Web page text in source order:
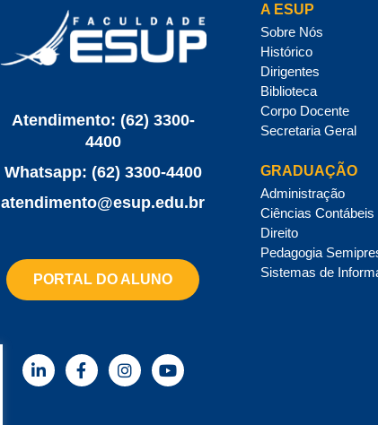
Atendimento: (62) 3300-
4400
Whatsapp: (62) 3300-4400
‌atendimento@esup.edu.br
PORTAL DO ALUNO
A ESUP
Sobre Nós
Histórico
Dirigentes
Biblioteca
Corpo Docente
Secretaria Geral
GRADUAÇÃO
Administração
Ciências Contábeis
Direito
Pedagogia
Sistemas de